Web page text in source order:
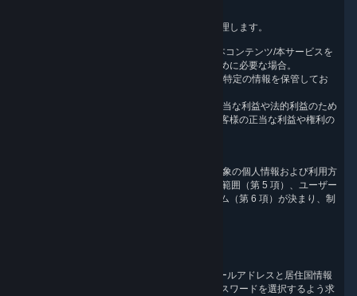
Valve は、以下の理由により個人情報を収集/処理します。
a）フル機能のゲームサービスおよび関連する本コンテンツ/本サービスを
提供するための、お客様との契約を履行するために必要な場合。
b）Valve に適用される法的義務（税法に基づき特定の情報を保管してお
c）Valve または第三者（他のお客様など）の正当な利益や法的利益のため
に必要な場合。ただし、これらの利益より、お客様の正当な利益や権利の
個人情報を収集/処理する理由に応じて、収集対象の個人情報および利用方
法（第 3 項）、保管期間（第 4 項）、アクセス範囲（第 5 項）、ユーザー
が利用可能な権利およびその他の管理メカニズム（第 6 項）が決まり、制
アカウントの設定時に、Valve は、お客様のメールアドレスと居住国情報
を収集します。また、お客様はユーザー名とパスワードを選択するよう求